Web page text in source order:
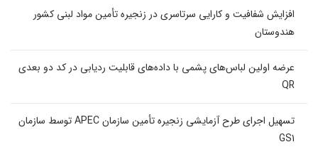
افزایش شفافیت و کارایی سرتاسری در زنجیره تأمین مواد لبنی کشور
هندوستان
عرضه اولین لباس‌های پشمی با داده‌های قابلیت ردیابی در کد دو بعدی
QR
تسهیل اجرای طرح آزمایشی زنجیره تأمین سازمان APEC توسط سازمان
GS1